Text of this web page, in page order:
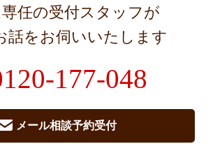
任の受付スタッフが
話をお伺いいたします
177-048
メール相談予約受付